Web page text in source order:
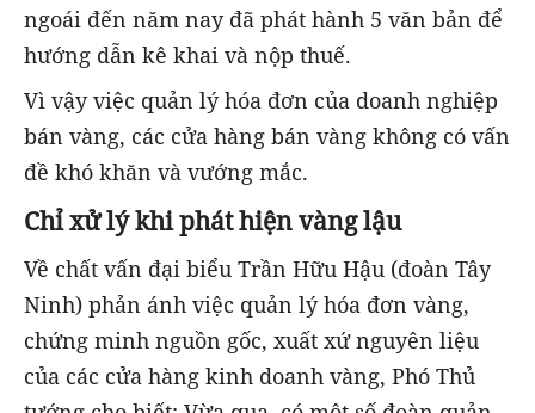
ngoái đến năm nay đã phát hành 5 văn bản để
hướng dẫn kê khai và nộp thuế.
Vì vậy việc quản lý hóa đơn của doanh nghiệp
bán vàng, các cửa hàng bán vàng không có vấn
đề khó khăn và vướng mắc.
Chỉ xử lý khi phát hiện vàng lậu
Về chất vấn đại biểu Trần Hữu Hậu (đoàn Tây
Ninh) phản ánh việc quản lý hóa đơn vàng,
chứng minh nguồn gốc, xuất xứ nguyên liệu
của các cửa hàng kinh doanh vàng, Phó Thủ